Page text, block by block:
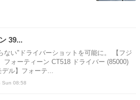
39...
ない"ドライバーショットを可能に。 【フジ
フォーティーン CT518 ドライバー (85000)
ル】フォーテ...
Sun 08:58